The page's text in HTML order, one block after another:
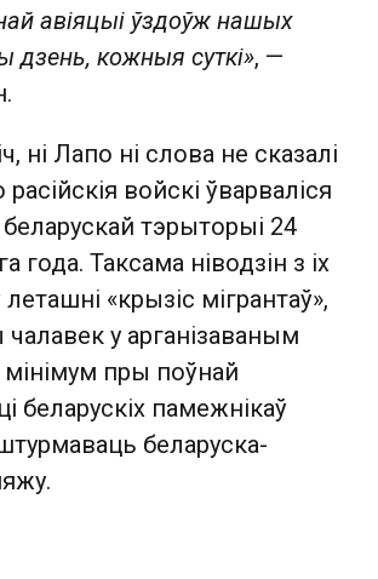
авіяцыі ўздоўж нашых
кожныя суткі», —
ні Лапо ні слова не сказалі
войскі ўварваліся
беларускай тэрыторыі 24
года. Таксама ніводзін з іх
«крызіс мігрантаў»,
чалавек у арганізаваным
мінімум пры поўнай
беларускіх памежнікаў
беларуска-